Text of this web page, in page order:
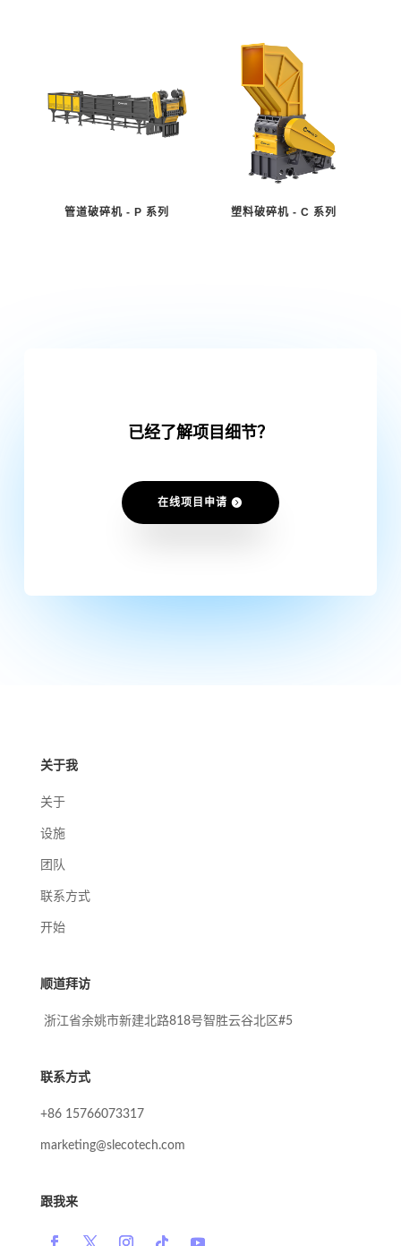
管道破碎机 - P 系列 塑料破碎机 - C 系列
已经了解项目细节？
在线项目申请
关于我
关于
设施
团队
联系方式
开始
顺道拜访
浙江省余姚市新建北路818号智胜云谷北区#5
联系方式
+86 15766073317
marketing@slecotech.com
跟我来